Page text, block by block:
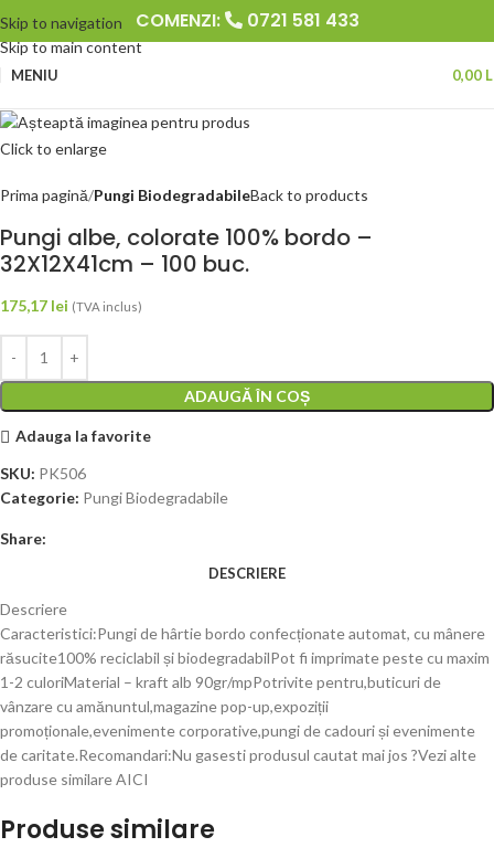
Skip to navigation
Skip to main content
COMENZI: 0721 581 433
MENIU 0,00
Click to enlarge
Prima pagină Pungi BiodegradabileBack to products
Pungi albe, colorate 100% bordo –
32X12X41cm – 100 buc.
175,17 lei (TVA inclus)
ADAUGĂ ÎN COȘ
Adauga la favorite
SKU: PK506
Categorie: Pungi Biodegradabile
Share:
DESCRIERE
Descriere
Caracteristici:Pungi de hârtie bordo confecționate automat, cu mânere
răsucite100% reciclabil și biodegradabilPot fi imprimate peste cu maxim
1-2 culoriMaterial – kraft alb 90gr/mpPotrivite pentru,buticuri de
vânzare cu amănuntul,magazine pop-up,expoziții
promoționale,evenimente corporative,pungi de cadouri și evenimente
de caritate.Recomandari:Nu gasesti produsul cautat mai jos ?Vezi alte
produse similare AICI
Produse similare